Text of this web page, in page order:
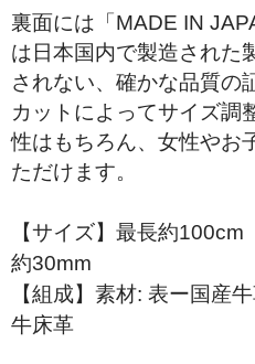
裏面には「MADE IN
は日本国内で製造された
されない、確かな品質の
カットによってサイズ調
性はもちろん、女性やお
ただけます。
【サイズ】最長約
約30mm
【組成】素材: 表ー国産
牛床革